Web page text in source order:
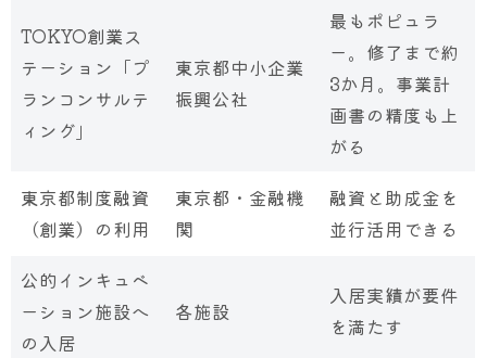
TOKYO創業ス
テーション「プ
ランコンサルテ
ィング」
東京都中小企業
振興公社
最もポピュラ
ー。修了まで約
3か月。事業計
画書の精度も上
がる
東京都制度融資
（創業）の利用
東京都・金融機
関
融資と助成金を
並行活用できる
公的インキュベ
ーション施設へ
の入居
各施設
入居実績が要件
を満たす